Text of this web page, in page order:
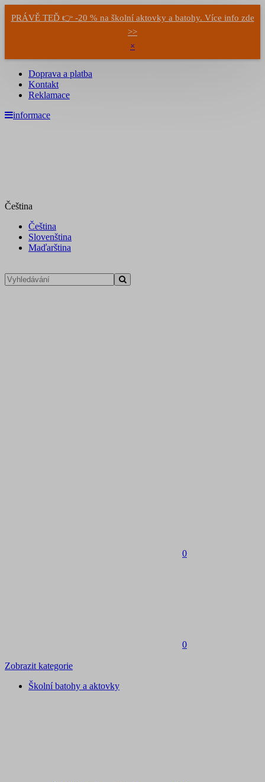
PRÁVĚ TEĎ 👉 -20 % na školní aktovky a batohy. Více info zde
>>
×
Doprava a platba
Kontakt
Reklamace
informace
Čeština
Čeština
Slovenština
Maďarština
0
0
Zobrazit kategorie
Školní batohy a aktovky